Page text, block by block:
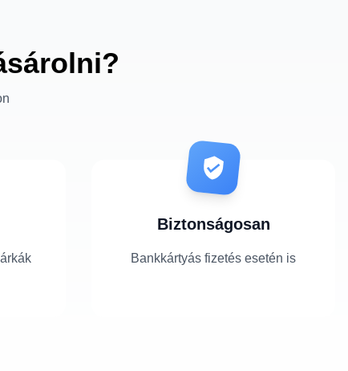
Biztonságosan
Bankkártyás fizetés esetén is